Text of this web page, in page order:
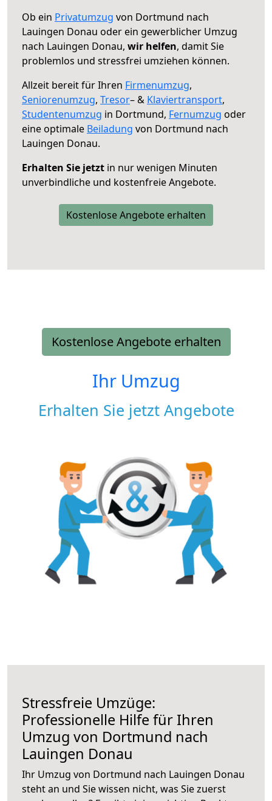
Ob ein Privatumzug von Dortmund nach
Lauingen Donau oder ein gewerblicher Umzug
nach Lauingen Donau, wir helfen, damit Sie
problemlos und stressfrei umziehen können.
Allzeit bereit für Ihren Firmenumzug,
Seniorenumzug, Tresor– & Klaviertransport,
Studentenumzug in Dortmund, Fernumzug oder
eine optimale Beiladung von Dortmund nach
Lauingen Donau.
Erhalten Sie jetzt in nur wenigen Minuten
unverbindliche und kostenfreie Angebote.
Kostenlose Angebote erhalten
Kostenlose Angebote erhalten
Ihr Umzug
Erhalten Sie jetzt Angebote
Stressfreie Umzüge:
Professionelle Hilfe für Ihren
Umzug von Dortmund nach
Lauingen Donau
Ihr Umzug von Dortmund nach Lauingen Donau
steht an und Sie wissen nicht, was Sie zuerst